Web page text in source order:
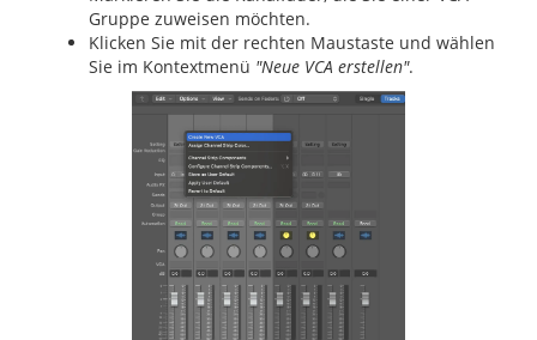
Gruppe zuweisen möchten.
Klicken Sie mit der rechten Maustaste und wählen
Sie im Kontextmenü "Neue VCA erstellen".